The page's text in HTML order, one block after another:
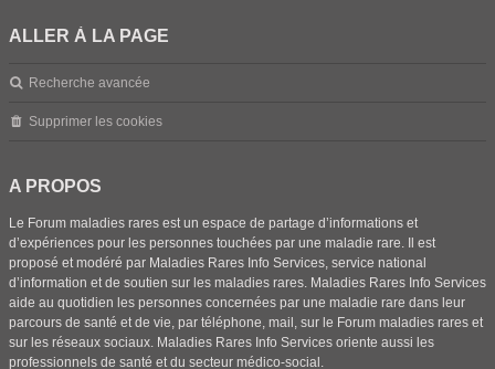
ALLER À LA PAGE
Recherche avancée
Supprimer les cookies
A PROPOS
Le Forum maladies rares est un espace de partage d’informations et
d’expériences pour les personnes touchées par une maladie rare. Il est
proposé et modéré par Maladies Rares Info Services, service national
d’information et de soutien sur les maladies rares. Maladies Rares Info Services
aide au quotidien les personnes concernées par une maladie rare dans leur
parcours de santé et de vie, par téléphone, mail, sur le Forum maladies rares et
sur les réseaux sociaux. Maladies Rares Info Services oriente aussi les
professionnels de santé et du secteur médico-social.